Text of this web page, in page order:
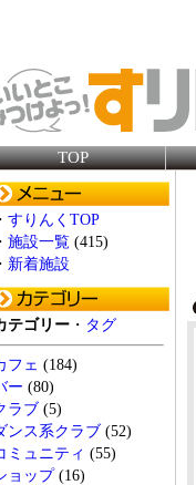
TOP
・ すりんくTOP
・ 施設一覧 (415)
・ 新着施設
テゴリー ・ タグ
フェ (184)
ー (80)
ラブ (5)
ンス系クラブ (52)
ミュニティ (55)
ョップ(16)